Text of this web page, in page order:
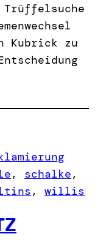
Kubrick zu
, schalke
, willis